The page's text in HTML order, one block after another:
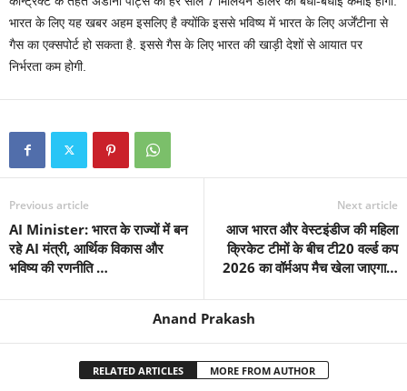
भारत के लिए यह खबर अहम इसलिए है क्योंकि इससे भविष्य में भारत के लिए अर्जेंटीना से
गैस का एक्सपोर्ट हो सकता है. इससे गैस के लिए भारत की खाड़ी देशों से आयात पर
निर्भरता कम होगी.
Previous article
AI Minister: भारत के राज्यों में बन
रहे AI मंत्री, आर्थिक विकास और
भविष्य की रणनीति …
Next article
आज भारत और वेस्टइंडीज की महिला
क्रिकेट टीमों के बीच टी20 वर्ल्ड कप
2026 का वॉर्मअप मैच खेला जाएगा…
Anand Prakash
RELATED ARTICLES MORE FROM AUTHOR